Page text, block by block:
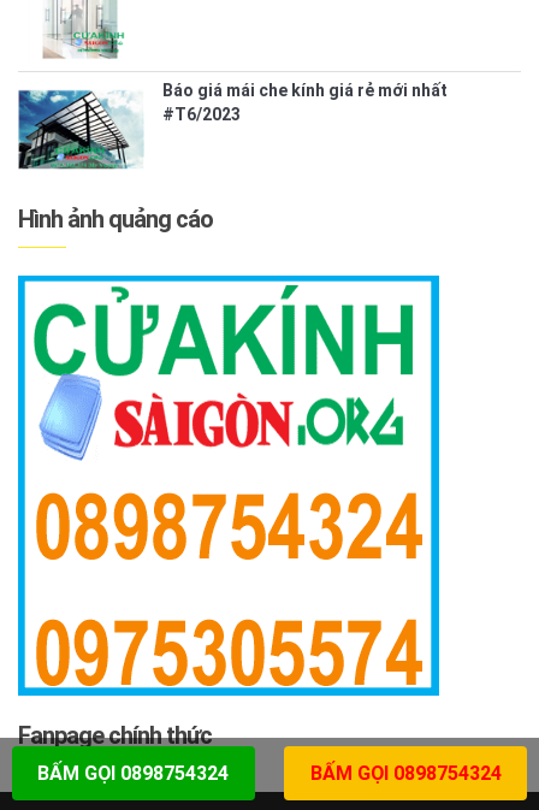
Báo giá mái che kính giá rẻ mới nhất
#T6/2023
Hình ảnh quảng cáo
Fanpage chính thức
BẤM GỌI 0898754324 BẤM GỌI 0898754324